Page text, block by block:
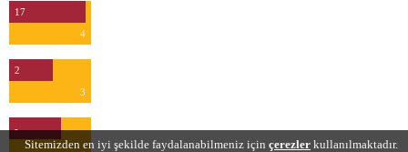
17
4
2
3
-
Sitemizden en iyi şekilde faydalanabilmeniz için çerezler kullanılmaktadır.